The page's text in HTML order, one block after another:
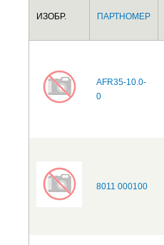
ИЗОБР. ПАРТНОМЕР
AFR35-10.0-
0
8011 000100